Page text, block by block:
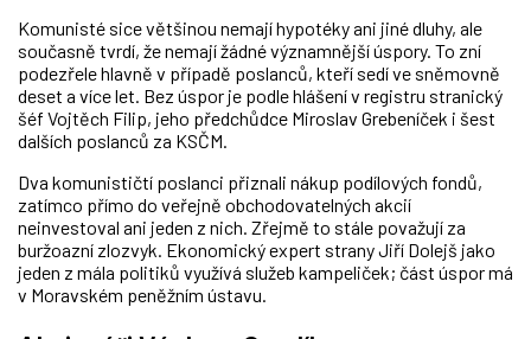
Komunisté sice většinou nemají hypotéky ani jiné dluhy, ale
současně tvrdí, že nemají žádné významnější úspory. To zní
podezřele hlavně v případě poslanců, kteří sedí ve sněmovně
deset a více let. Bez úspor je podle hlášení v registru stranický
šéf Vojtěch Filip, jeho předchůdce Miroslav Grebeníček i šest
dalších poslanců za KSČM.
Dva komunističtí poslanci přiznali nákup podílových fondů,
zatímco přímo do veřejně obchodovatelných akcií
neinvestoval ani jeden z nich. Zřejmě to stále považují za
buržoazní zlozvyk. Ekonomický expert strany Jiří Dolejš jako
jeden z mála politiků využívá služeb kampeliček; část úspor má
v Moravském peněžním ústavu.